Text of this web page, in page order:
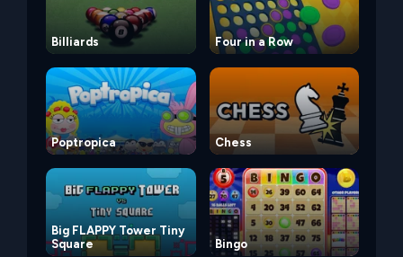
Billiards Four in a Row
Poptropica Chess
Big FLAPPY Tower Tiny
Square
Bingo